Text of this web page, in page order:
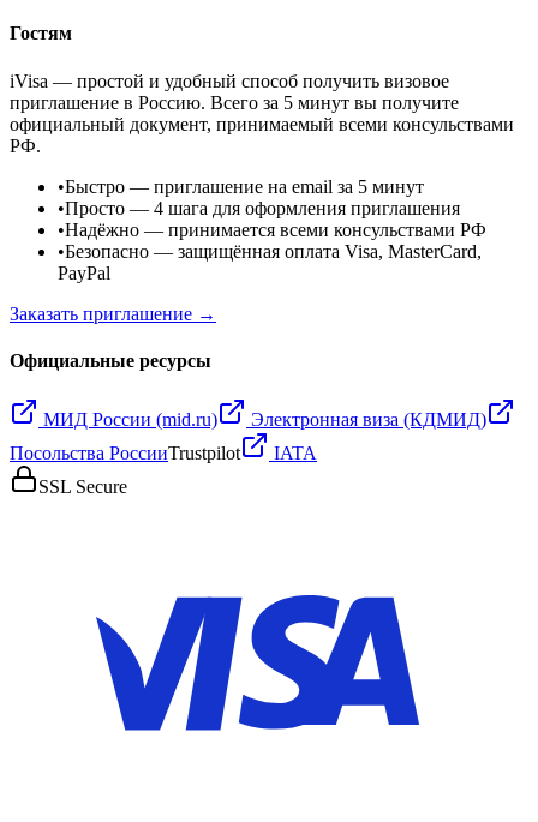
Гостям
iVisa — простой и удобный способ получить визовое
приглашение в Россию. Всего за 5 минут вы получите
официальный документ, принимаемый всеми консульствами
РФ.
•Быстро — приглашение на email за 5 минут
•Просто — 4 шага для оформления приглашения
•Надёжно — принимается всеми консульствами РФ
•Безопасно — защищённая оплата Visa, MasterCard,
PayPal
Заказать приглашение →
Официальные ресурсы
МИД России (mid.ru)
Электронная виза (КДМИД)
Посольства РоссииTrustpilot
IATA
SSL Secure